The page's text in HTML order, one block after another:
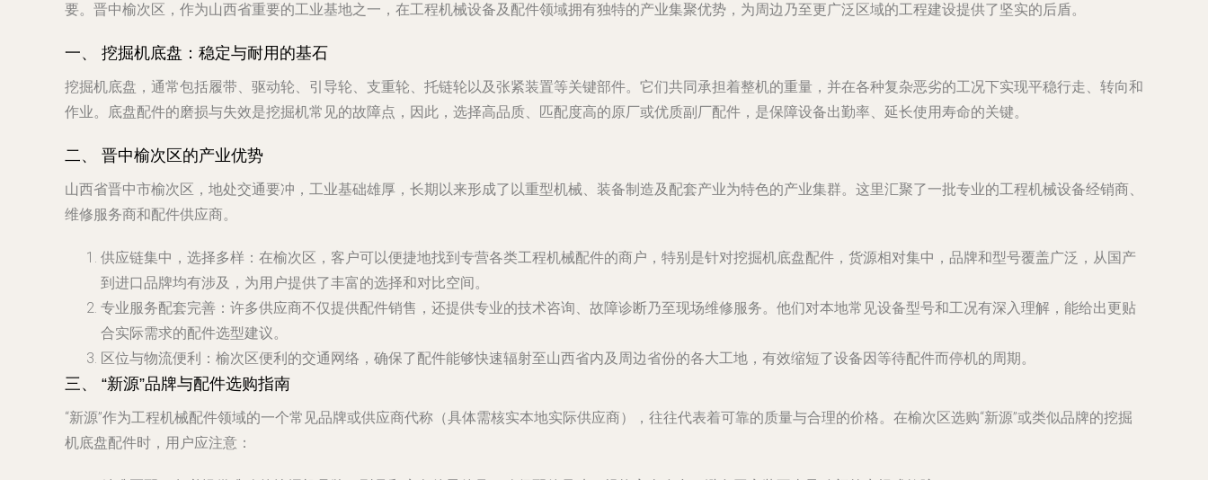
要。晋中榆次区，作为山西省重要的工业基地之一，在工程机械设备及配件领域拥有独特的产业集聚优势，为周边乃至更广泛区域的工程建设提供了坚实的后盾。
一、 挖掘机底盘：稳定与耐用的基石
挖掘机底盘，通常包括履带、驱动轮、引导轮、支重轮、托链轮以及张紧装置等关键部件。它们共同承担着整机的重量，并在各种复杂恶劣的工况下实现平稳行走、转向和
作业。底盘配件的磨损与失效是挖掘机常见的故障点，因此，选择高品质、匹配度高的原厂或优质副厂配件，是保障设备出勤率、延长使用寿命的关键。
二、 晋中榆次区的产业优势
山西省晋中市榆次区，地处交通要冲，工业基础雄厚，长期以来形成了以重型机械、装备制造及配套产业为特色的产业集群。这里汇聚了一批专业的工程机械设备经销商、
维修服务商和配件供应商。
供应链集中，选择多样 ：在榆次区，客户可以便捷地找到专营各类工程机械配件的商户，特别是针对挖掘机底盘配件，货源相对集中，品牌和型号覆盖广泛，从国产
到进口品牌均有涉及，为用户提供了丰富的选择和对比空间。
专业服务配套完善 ：许多供应商不仅提供配件销售，还提供专业的技术咨询、故障诊断乃至现场维修服务。他们对本地常见设备型号和工况有深入理解，能给出更贴
合实际需求的配件选型建议。
区位与物流便利 ：榆次区便利的交通网络，确保了配件能够快速辐射至山西省内及周边省份的各大工地，有效缩短了设备因等待配件而停机的周期。
三、 “新源”品牌与配件选购指南
“新源”作为工程机械配件领域的一个常见品牌或供应商代称（具体需核实本地实际供应商），往往代表着可靠的质量与合理的价格。在榆次区选购“新源”或类似品牌的挖掘
机底盘配件时，用户应注意：